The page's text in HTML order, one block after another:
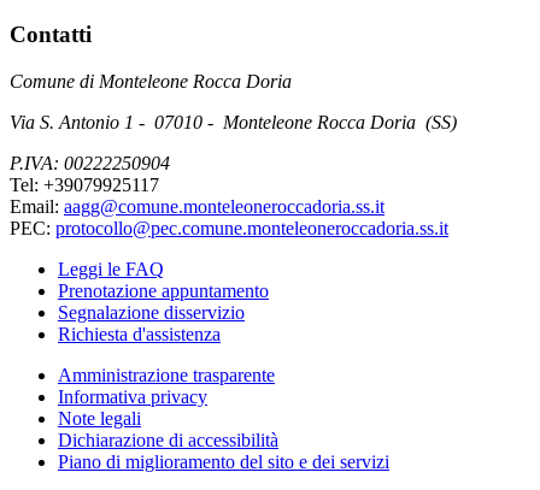
Contatti
Comune di Monteleone Rocca Doria
Via S. Antonio 1 - 07010 - Monteleone Rocca Doria (SS)
P.IVA: 00222250904
Tel: +39079925117
Email: aagg@comune.monteleoneroccadoria.ss.it
PEC: protocollo@pec.comune.monteleoneroccadoria.ss.it
Leggi le FAQ
Prenotazione appuntamento
Segnalazione disservizio
Richiesta d'assistenza
Amministrazione trasparente
Informativa privacy
Note legali
Dichiarazione di accessibilità
Piano di miglioramento del sito e dei servizi